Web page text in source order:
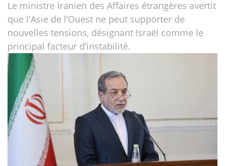
Le ministre iranien des Affaires étrangères avertit
que l'Asie de l’Ouest ne peut supporter de
nouvelles tensions, désignant Israël comme le
principal facteur d’instabilité.